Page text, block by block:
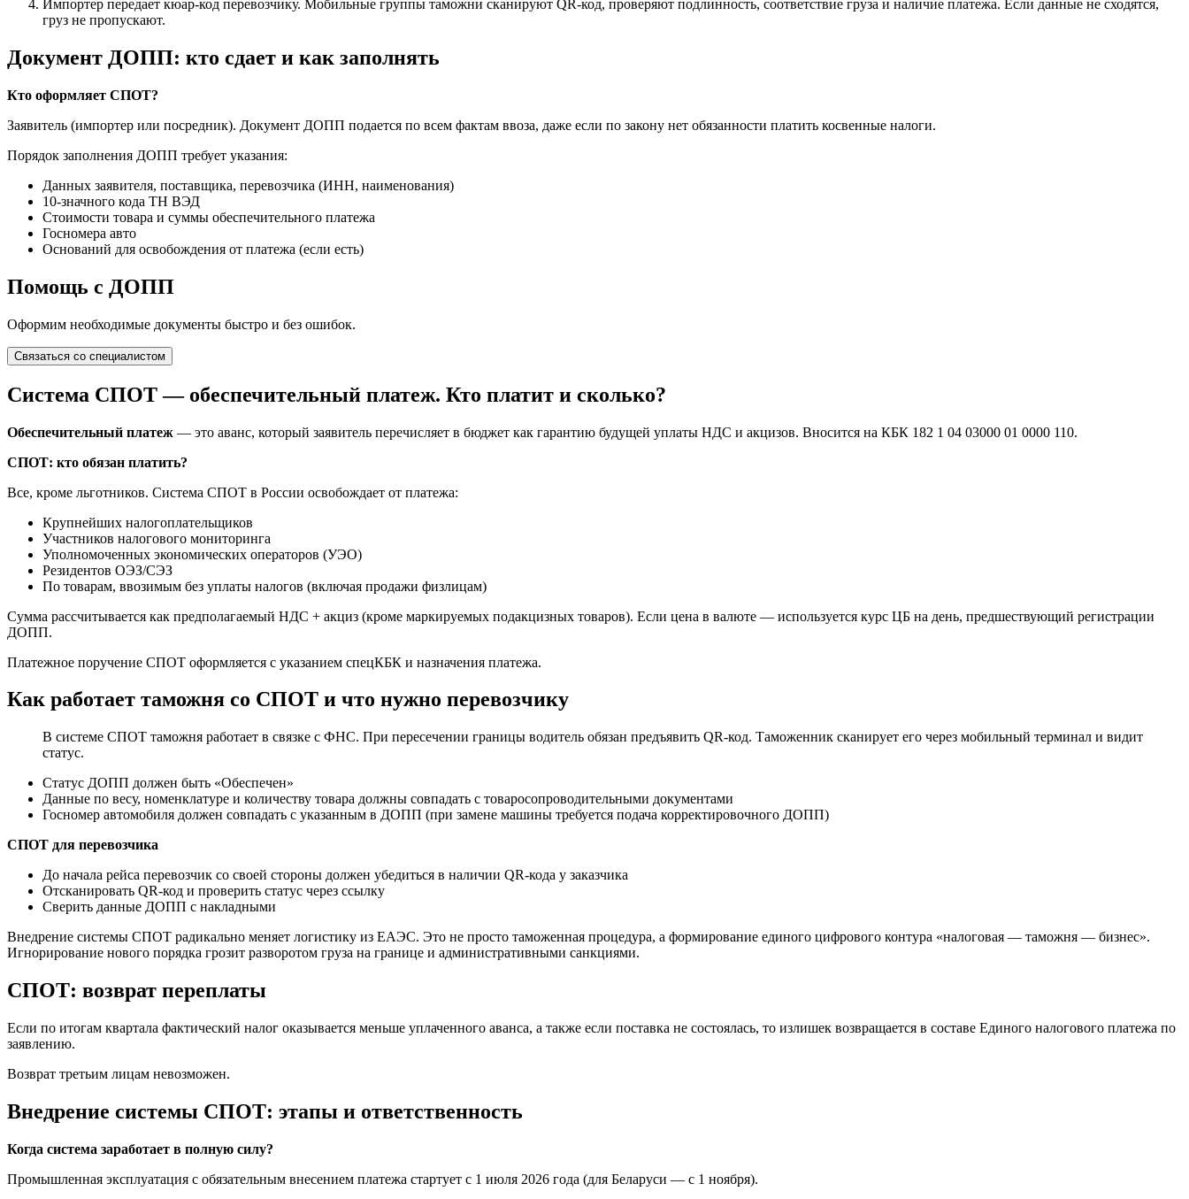
Импортер передает кюар-код перевозчику. Мобильные группы таможни сканируют QR-код, проверяют подлинность, соответствие груза и наличие платежа. Если данные не сходятся,
груз не пропускают.
Документ ДОПП: кто сдает и как заполнять
Кто оформляет СПОТ?
Заявитель (импортер или посредник). Документ ДОПП подается по всем фактам ввоза, даже если по закону нет обязанности платить косвенные налоги.
Порядок заполнения ДОПП требует указания:
Данных заявителя, поставщика, перевозчика (ИНН, наименования)
10-значного кода ТН ВЭД
Стоимости товара и суммы обеспечительного платежа
Госномера авто
Оснований для освобождения от платежа (если есть)
Помощь с ДОПП
Оформим необходимые документы быстро и без ошибок.
Связаться со специалистом
Система СПОТ — обеспечительный платеж. Кто платит и сколько?
Обеспечительный платеж — это аванс, который заявитель перечисляет в бюджет как гарантию будущей уплаты НДС и акцизов. Вносится на КБК 182 1 04 03000 01 0000 110.
СПОТ: кто обязан платить?
Все, кроме льготников. Система СПОТ в России освобождает от платежа:
Крупнейших налогоплательщиков
Участников налогового мониторинга
Уполномоченных экономических операторов (УЭО)
Резидентов ОЭЗ/СЭЗ
По товарам, ввозимым без уплаты налогов (включая продажи физлицам)
Сумма рассчитывается как предполагаемый НДС + акциз (кроме маркируемых подакцизных товаров). Если цена в валюте — используется курс ЦБ на день, предшествующий регистрации
ДОПП.
Платежное поручение СПОТ оформляется с указанием спецКБК и назначения платежа.
Как работает таможня со СПОТ и что нужно перевозчику
В системе СПОТ таможня работает в связке с ФНС. При пересечении границы водитель обязан предъявить QR-код. Таможенник сканирует его через мобильный терминал и видит
статус.
Статус ДОПП должен быть «Обеспечен»
Данные по весу, номенклатуре и количеству товара должны совпадать с товаросопроводительными документами
Госномер автомобиля должен совпадать с указанным в ДОПП (при замене машины требуется подача корректировочного ДОПП)
СПОТ для перевозчика
До начала рейса перевозчик со своей стороны должен убедиться в наличии QR-кода у заказчика
Отсканировать QR-код и проверить статус через ссылку
Сверить данные ДОПП с накладными
Внедрение системы СПОТ радикально меняет логистику из ЕАЭС. Это не просто таможенная процедура, а формирование единого цифрового контура «налоговая — таможня — бизнес».
Игнорирование нового порядка грозит разворотом груза на границе и административными санкциями.
СПОТ: возврат переплаты
Если по итогам квартала фактический налог оказывается меньше уплаченного аванса, а также если поставка не состоялась, то излишек возвращается в составе Единого налогового платежа по
заявлению.
Возврат третьим лицам невозможен.
Внедрение системы СПОТ: этапы и ответственность
Когда система заработает в полную силу?
Промышленная эксплуатация с обязательным внесением платежа стартует с 1 июля 2026 года (для Беларуси — с 1 ноября).